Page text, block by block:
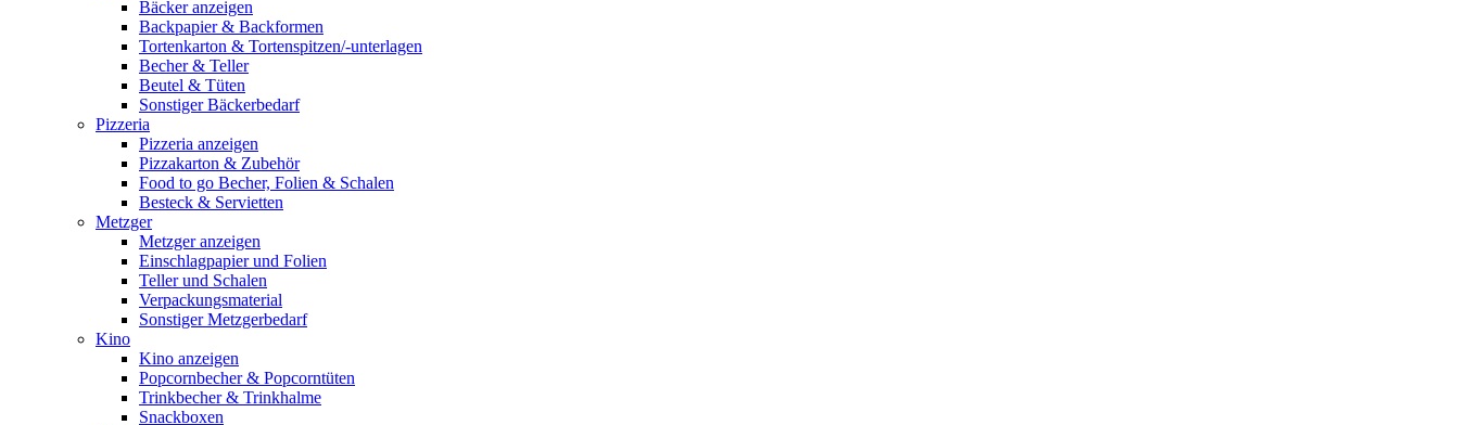
Bäcker anzeigen
Backpapier & Backformen
Tortenkarton & Tortenspitzen/-unterlagen
Becher & Teller
Beutel & Tüten
Sonstiger Bäckerbedarf
Pizzeria
Pizzeria anzeigen
Pizzakarton & Zubehör
Food to go Becher, Folien & Schalen
Besteck & Servietten
Metzger
Metzger anzeigen
Einschlagpapier und Folien
Teller und Schalen
Verpackungsmaterial
Sonstiger Metzgerbedarf
Kino
Kino anzeigen
Popcornbecher & Popcorntüten
Trinkbecher & Trinkhalme
Snackboxen